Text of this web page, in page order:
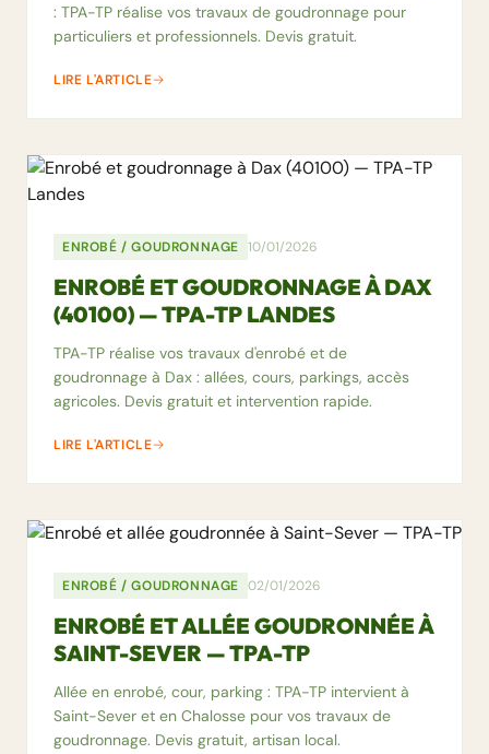
: TPA-TP réalise vos travaux de goudronnage pour
particuliers et professionnels. Devis gratuit.
LIRE L'ARTICLE
ENROBÉ / GOUDRONNAGE 10/01/2026
ENROBÉ ET GOUDRONNAGE À DAX
(40100) — TPA-TP LANDES
TPA-TP réalise vos travaux d'enrobé et de
goudronnage à Dax : allées, cours, parkings, accès
agricoles. Devis gratuit et intervention rapide.
LIRE L'ARTICLE
ENROBÉ / GOUDRONNAGE 02/01/2026
ENROBÉ ET ALLÉE GOUDRONNÉE À
SAINT-SEVER — TPA-TP
Allée en enrobé, cour, parking : TPA-TP intervient à
Saint-Sever et en Chalosse pour vos travaux de
goudronnage. Devis gratuit, artisan local.